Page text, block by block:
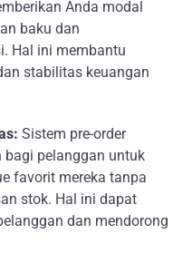
Anda modal
baku dan
Hal ini membantu
stabilitas keuangan
Sistem pre-order
bagi pelanggan untuk
favorit mereka tanpa
stok. Hal ini dapat
dan mendorong